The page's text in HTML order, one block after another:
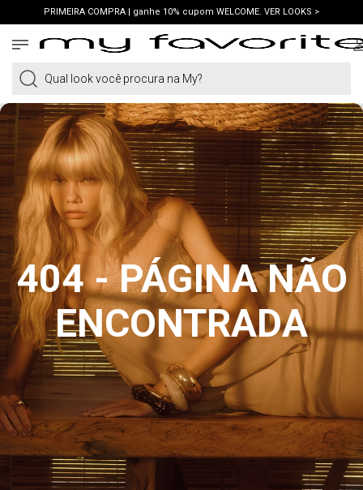
PRIMEIRA COMPRA | ganhe 10% cupom WELCOME. VER LOOKS >
FRETE GRÁTIS | em compras a partir de R$419. AMEI >
Qual look você procura na My?
404 - PÁGINA NÃO
ENCONTRADA